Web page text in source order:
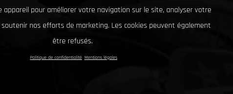
appareil pour améliorer votre navigation sur le site, analyser votre
nos efforts de marketing. Les cookies peuvent également
être refusés.
Politique de confidentialité Mentions légales